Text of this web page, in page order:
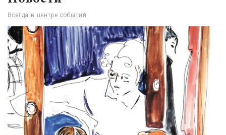
Всегда в центре событий